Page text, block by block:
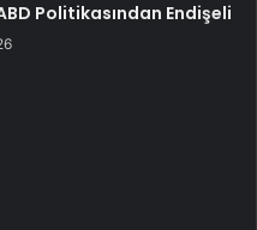
Politikasından Endişeli